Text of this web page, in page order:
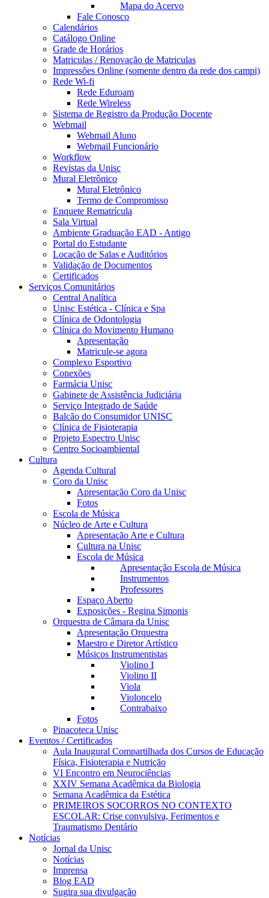
Mapa do Acervo
Fale Conosco
Calendários
Catálogo Online
Grade de Horários
Matriculas / Renovação de Matriculas
Impressões Online (somente dentro da rede dos campi)
Rede Wi-fi
Rede Eduroam
Rede Wireless
Sistema de Registro da Produção Docente
Webmail
Webmail Aluno
Webmail Funcionário
Workflow
Revistas da Unisc
Mural Eletrônico
Mural Eletrônico
Termo de Compromisso
Enquete Rematrícula
Sala Virtual
Ambiente Graduação EAD - Antigo
Portal do Estudante
Locação de Salas e Auditórios
Validação de Documentos
Certificados
Serviços Comunitários
Central Analítica
Unisc Estética - Clínica e Spa
Clínica de Odontologia
Clínica do Movimento Humano
Apresentação
Matricule-se agora
Complexo Esportivo
Conexões
Farmácia Unisc
Gabinete de Assistência Judiciária
Serviço Integrado de Saúde
Balcão do Consumidor UNISC
Clínica de Fisioterapia
Projeto Espectro Unisc
Centro Socioambiental
Cultura
Agenda Cultural
Coro da Unisc
Apresentação Coro da Unisc
Fotos
Escola de Música
Núcleo de Arte e Cultura
Apresentação Arte e Cultura
Cultura na Unisc
Escola de Música
Apresentação Escola de Música
Instrumentos
Professores
Espaço Aberto
Exposições - Regina Simonis
Orquestra de Câmara da Unisc
Apresentação Orquestra
Maestro e Diretor Artístico
Músicos Instrumentistas
Violino I
Violino II
Viola
Violoncelo
Contrabaixo
Fotos
Pinacoteca Unisc
Eventos / Certificados
Aula Inaugural Compartilhada dos Cursos de Educação
Física, Fisioterapia e Nutrição
VI Encontro em Neurociências
XXIV Semana Acadêmica da Biologia
Semana Acadêmica da Estética
PRIMEIROS SOCORROS NO CONTEXTO
ESCOLAR: Crise convulsiva, Ferimentos e
Traumatismo Dentário
Notícias
Jornal da Unisc
Notícias
Imprensa
Blog EAD
Sugira sua divulgação